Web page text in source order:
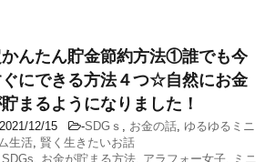
んたん貯金節約方法①誰でも今
にできる方法４つ☆自然にお金
まるようになりました！
2021/12/15 -SDGｓ お金の話 ゆるゆるミニ
生活 賢く生きたいお話
SDGs
お金が貯まる方法 アラフォー女子
ミニ